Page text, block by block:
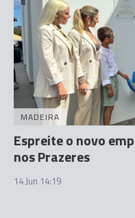
MADEIRA
Espreite o novo
nos Prazeres
14 Jun 14:19